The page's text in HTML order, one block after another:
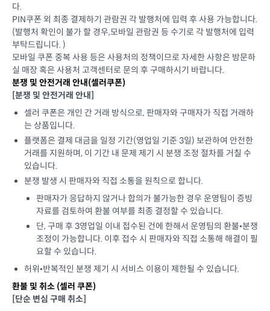
다.
PIN쿠폰 외 최종 결제하기 관람권 각 발행처에 입력 후 사용 가능합니다.
(발행처 확인이 불가 할 경우,모바일 관람권 등 수기로 각 발행처에 입력
부탁드립니다. )
모바일 쿠폰 중복 사용 등은 사용처의 정책이므로 자세한 사항은 방문하
실 매장 혹은 사용처 고객센터로 문의 후 구매하시기 바랍니다.
분쟁 및 안전거래 안내(셀러쿠폰)
[분쟁 및 안전거래 안내]
셀러 쿠폰은 개인 간 거래 방식으로, 판매자와 구매자가 직접 거래하
는 상품입니다.
플랫폼은 결제 대금을 일정 기간(영업일 기준 3일) 보관하여 안전한
거래를 지원하며, 이 기간 내 문제 제기 시 분쟁 조정 절차를 거칠 수
있습니다.
분쟁 발생 시 판매자와 직접 소통을 원칙으로 합니다.
판매자가 응답하지 않거나 합의가 불가능한 경우 운영팀이 증빙
자료를 검토하여 환불 여부를 최종 결정할 수 있습니다.
단, 구매 후 3영업일 이내 접수된 건에 한해서 운영팀의 환불•분쟁
조정이 가능합니다. 이후 접수 시 판매자와 직접 소통해 해결이 필
요할 수 있습니다.
허위•반복적인 분쟁 제기 시 서비스 이용이 제한될 수 있습니다.
환불 및 취소 (셀러 쿠폰)
[단순 변심 구매 취소]